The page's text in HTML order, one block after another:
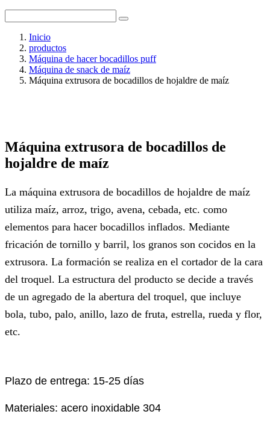
Inicio
productos
Máquina de hacer bocadillos puff
Máquina de snack de maíz
Máquina extrusora de bocadillos de hojaldre de maíz
Máquina extrusora de bocadillos de
hojaldre de maíz
La máquina extrusora de bocadillos de hojaldre de maíz
utiliza maíz, arroz, trigo, avena, cebada, etc. como
elementos para hacer bocadillos inflados. Mediante
fricación de tornillo y barril, los granos son cocidos en la
extrusora. La formación se realiza en el cortador de la cara
del troquel. La estructura del producto se decide a través
de un agregado de la abertura del troquel, que incluye
bola, tubo, palo, anillo, lazo de fruta, estrella, rueda y flor,
etc.
Plazo de entrega: 15-25 días
Materiales: acero inoxidable 304